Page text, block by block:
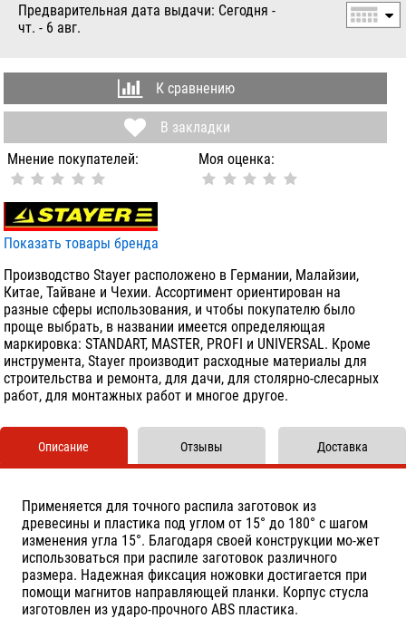
Предварительная дата выдачи: Сегодня -
чт. - 6 авг.
К сравнению
В закладки
Мнение покупателей:
Моя оценка:
Показать товары бренда
Производство Stayer расположено в Германии, Малайзии,
Китае, Тайване и Чехии. Ассортимент ориентирован на
разные сферы использования, и чтобы покупателю было
проще выбрать, в названии имеется определяющая
маркировка: STANDART, MASTER, PROFI и UNIVERSAL. Кроме
инструмента, Stayer производит расходные материалы для
строительства и ремонта, для дачи, для столярно-слесарных
работ, для монтажных работ и многое другое.
Описание
Применяется для точного распила заготовок из
древесины и пластика под углом от 15° до 180° с шагом
изменения угла 15°. Благодаря своей конструкции мо-жет
использоваться при распиле заготовок различного
размера. Надежная фиксация ножовки достигается при
помощи магнитов направляющей планки. Корпус стусла
изготовлен из ударо-прочного АBS пластика.
Отзывы Доставка